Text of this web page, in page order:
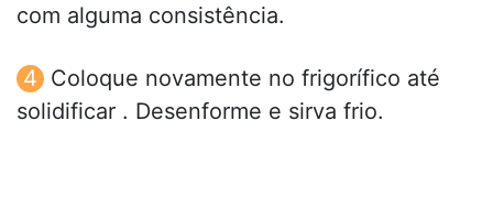
com alguma consistência.
Coloque novamente no frigorífico até
solidificar . Desenforme e sirva frio.